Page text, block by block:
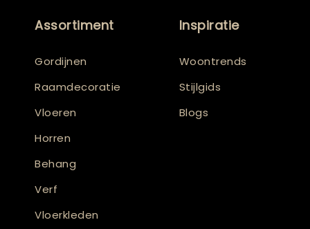
Assortiment
Gordijnen
Raamdecoratie
Vloeren
Horren
Behang
Verf
Vloerkleden
Inspiratie
Woontrends
Stijlgids
Blogs